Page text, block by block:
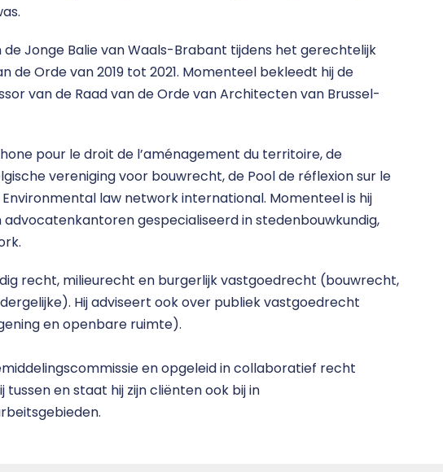
Jonge Balie van Waals-Brabant tijdens het gerechtelijk
de Orde van 2019 tot 2021. Momenteel bekleedt hij de
van de Raad van de Orde van Architecten van Brussel-
pour le droit de l’aménagement du territoire, de
vereniging voor bouwrecht, de Pool de réflexion sur le
law network international. Momenteel is hij
gespecialiseerd in stedenbouwkundig,
recht, milieurecht en burgerlijk vastgoedrecht (bouwrecht,
Hij adviseert ook over publiek vastgoedrecht
en openbare ruimte).
en opgeleid in collaboratief recht
en staat hij zijn cliënten ook bij in